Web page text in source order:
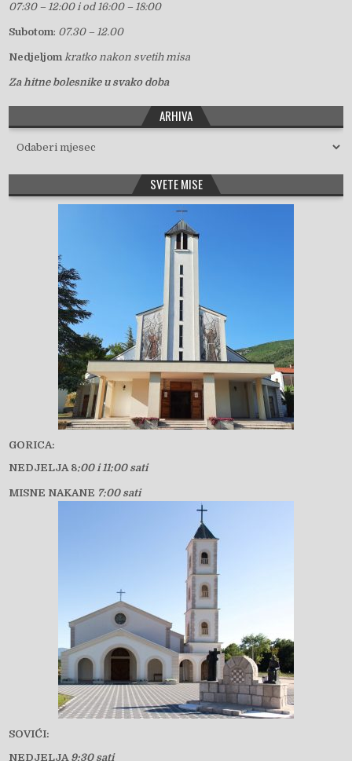
07:30 – 12:00 i od 16:00 – 18:00
Subotom: 07.30 – 12.00
Nedjeljom kratko nakon svetih misa
Za hitne bolesnike u svako doba
ARHIVA
Arhiva
SVETE MISE
GORICA:
NEDJELJA 8:00 i 11:00 sati
MISNE NAKANE 7:00 sati
SOVIĆI:
NEDJELJA 9:30 sati